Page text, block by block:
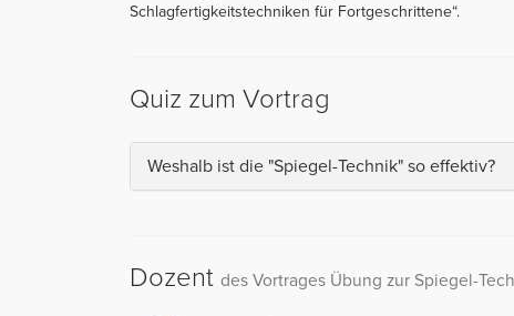
Schlagfertigkeitstechniken für Fortgeschrittene“.
Quiz zum Vortrag
Weshalb ist die "Spiegel-Technik" so effektiv?
Dozent des Vortrages Übung zur Spiegel-